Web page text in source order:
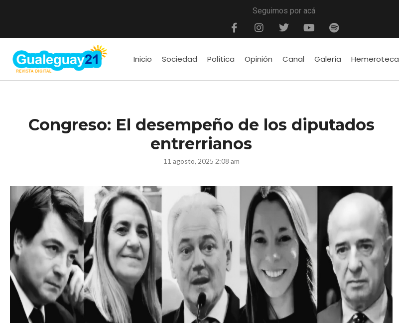
Seguimos por acá
Inicio Sociedad Política Opinión Canal Galería Hemeroteca
Congreso: El desempeño de los diputados
entrerrianos
11 agosto, 2025 2:08 am